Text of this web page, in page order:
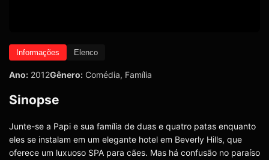
Informações Elenco
Ano: 2012Gênero: Comédia, Família
Sinopse
Junte-se a Papi e sua família de duas e quatro patas enquanto
eles se instalam em um elegante hotel em Beverly Hills, que
oferece um luxuoso SPA para cães. Mas há confusão no paraíso